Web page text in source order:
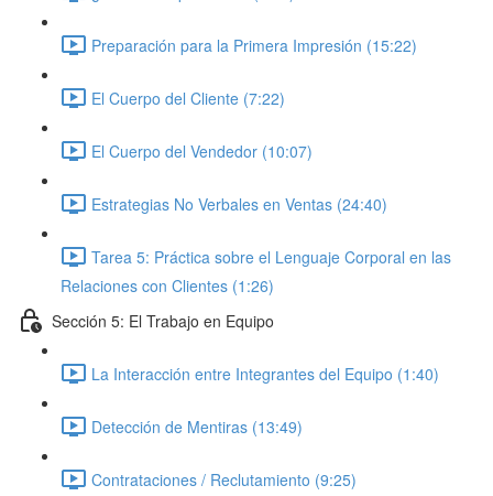
Preparación para la Primera Impresión (15:22)
El Cuerpo del Cliente (7:22)
El Cuerpo del Vendedor (10:07)
Estrategias No Verbales en Ventas (24:40)
Tarea 5: Práctica sobre el Lenguaje Corporal en las
Relaciones con Clientes (1:26)
Sección 5: El Trabajo en Equipo
La Interacción entre Integrantes del Equipo (1:40)
Detección de Mentiras (13:49)
Contrataciones / Reclutamiento (9:25)